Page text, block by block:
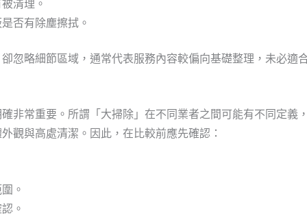
清理。
否有除塵擦拭。
忽略細節區域，通常代表服務內容較偏向基礎整理，未必適
非常重要。所謂「大掃除」在不同業者之間可能有不同定義
觀與高處清潔。因此，在比較前應先確認：
。
。